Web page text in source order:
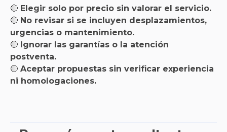
🔴 Elegir solo por precio sin valorar el servicio.
🔴 No revisar si se incluyen desplazamientos,
urgencias o mantenimiento.
🔴 Ignorar las garantías o la atención
postventa.
🔴 Aceptar propuestas sin verificar experiencia
ni homologaciones.